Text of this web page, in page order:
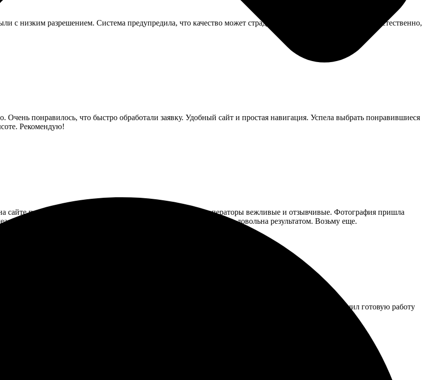
с низким разрешением. Система предупредила, что качество может страдать, но я все равно распечатала. Естественно,
Очень понравилось, что быстро обработали заявку. Удобный сайт и простая навигация. Успела выбрать понравившиеся
Рекомендую!
сайте простое, все понятно. Прием заказа моментальный, операторы вежливые и отзывчивые. Фотография пришла
подошла. Упаковка надежная, ничего не повредилось. Очень довольна результатом. Возьму еще.
с рамкой. Процесс оказался быстрым и простым. Оформил через сайт, легко выбрал нужное. Получил готовую работу
услугами!